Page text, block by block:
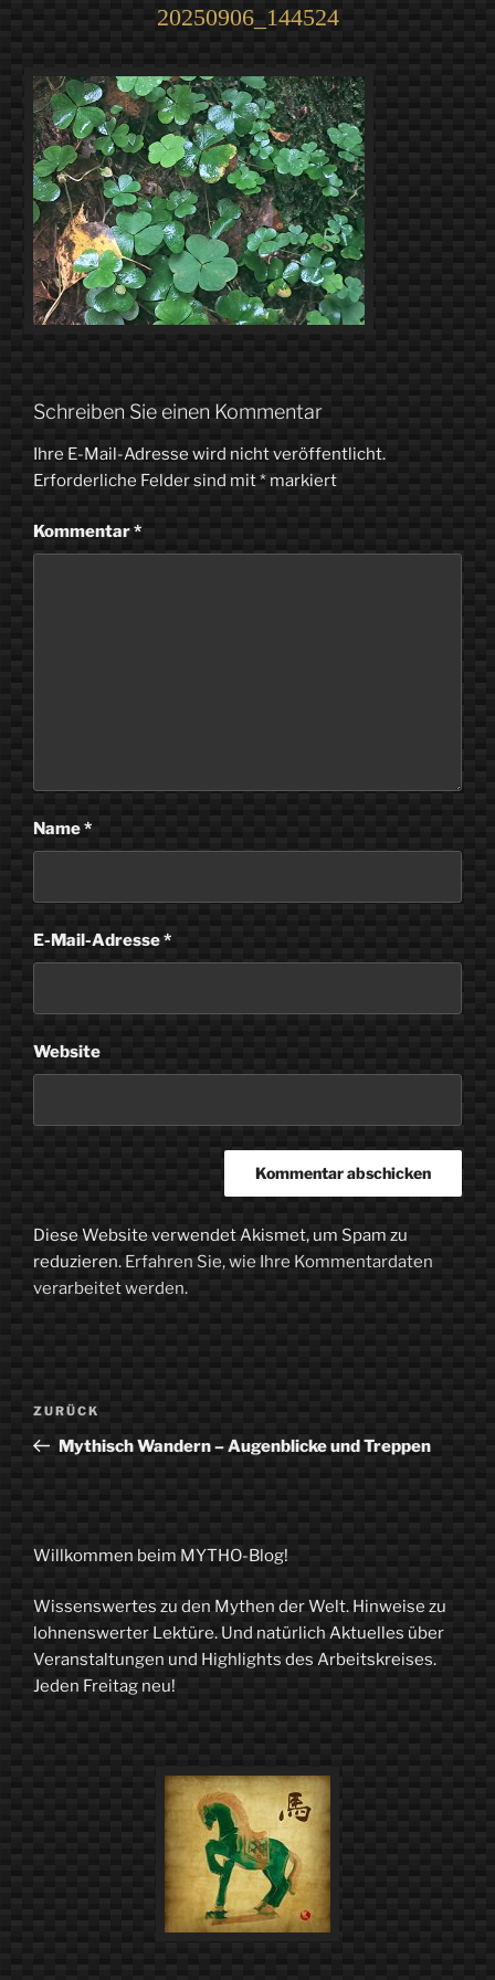
20250906_144524
Schreiben Sie einen Kommentar
Ihre E-Mail-Adresse wird nicht veröffentlicht.
Erforderliche Felder sind mit* markiert
Kommentar*
Name*
E-Mail-Adresse*
Website
Diese Website verwendet Akismet, um Spam zu
reduzieren. Erfahren Sie, wie Ihre Kommentardaten
verarbeitet werden.
Beitragsnavigation
Vorheriger
Beitrag
ZURÜCK
Mythisch Wandern – Augenblicke und Treppen
Willkommen beim MYTHO-Blog!
Wissenswertes zu den Mythen der Welt. Hinweise zu
lohnenswerter Lektüre. Und natürlich Aktuelles über
Veranstaltungen und Highlights des Arbeitskreises.
Jeden Freitag neu!